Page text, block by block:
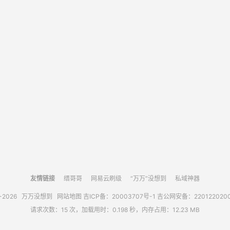
友情链接 缙哥哥 网易云刷级 “万万”没想到 私域神器
2026 万万没想到 网站地图 吉ICP备：20003707号-1 吉公网安备：
请求次数：15 次，加载用时：0.198 秒，内存占用：12.23 MB